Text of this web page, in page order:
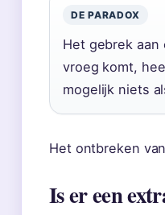
DE PARADOX
Het gebrek aan
vroeg komt,
mogelijk niets
Het ontbreken
Is er een